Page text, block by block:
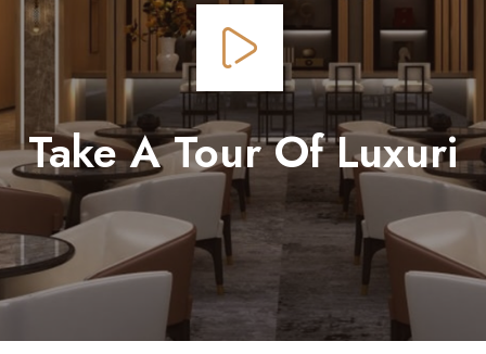
Take A Tour Of Luxuri